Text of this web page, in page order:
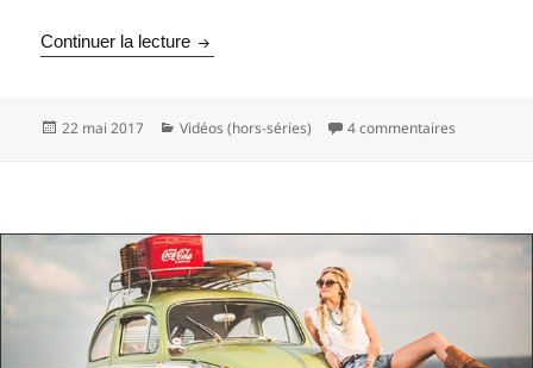
Continuer la lecture Audit SEO rapide d’un site PrestaShop en
Publié
22 mai 2017 Catégories
Vidéos (hors-séries) 4 commentaires